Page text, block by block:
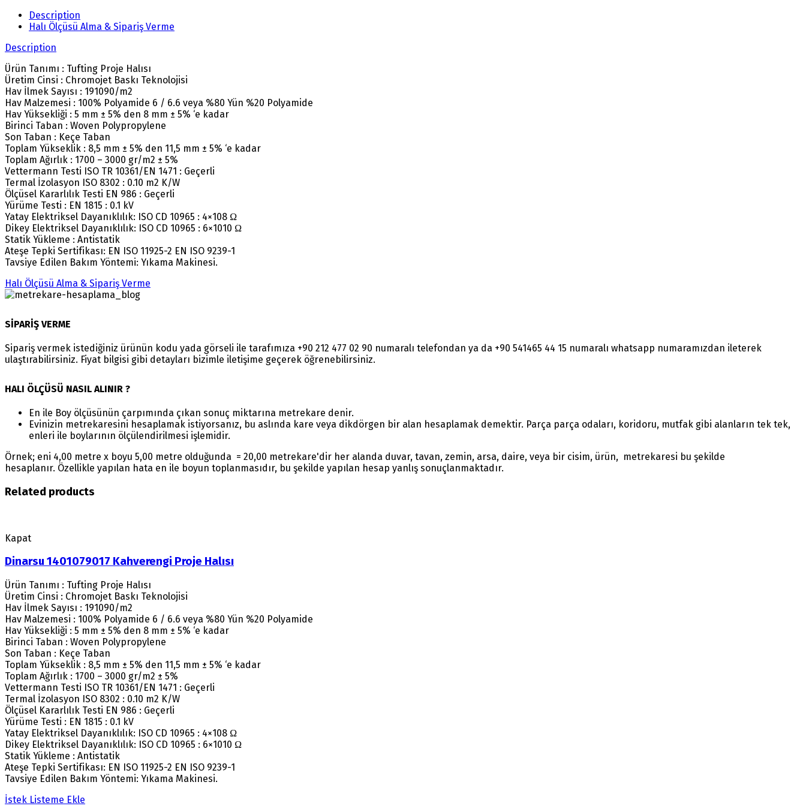
Description
Halı Ölçüsü Alma & Sipariş Verme
Description
Ürün Tanımı : Tufting Proje Halısı
Üretim Cinsi : Chromojet Baskı Teknolojisi
Hav İlmek Sayısı : 191090/m2
Hav Malzemesi : 100% Polyamide 6 / 6.6 veya %80 Yün %20 Polyamide
Hav Yüksekliği : 5 mm ± 5% den 8 mm ± 5% ‘e kadar
Birinci Taban : Woven Polypropylene
Son Taban : Keçe Taban
Toplam Yükseklik : 8,5 mm ± 5% den 11,5 mm ± 5% ‘e kadar
Toplam Ağırlık : 1700 – 3000 gr/m2 ± 5%
Vettermann Testi ISO TR 10361/EN 1471 : Geçerli
Termal İzolasyon ISO 8302 : 0.10 m2 K/W
Ölçüsel Kararlılık Testi EN 986 : Geçerli
Yürüme Testi : EN 1815 : 0.1 kV
Yatay Elektriksel Dayanıklılık: ISO CD 10965 : 4×108 Ω
Dikey Elektriksel Dayanıklılık: ISO CD 10965 : 6×1010 Ω
Statik Yükleme : Antistatik
Ateşe Tepki Sertifikası: EN ISO 11925-2 EN ISO 9239-1
Tavsiye Edilen Bakım Yöntemi: Yıkama Makinesi.
Halı Ölçüsü Alma & Sipariş Verme
SİPARİŞ VERME
Sipariş vermek istediğiniz ürünün kodu yada görseli ile tarafımıza +90 212 477 02 90 numaralı telefondan ya da +90 541465 44 15 numaralı whatsapp numaramızdan ileterek
ulaştırabilirsiniz. Fiyat bilgisi gibi detayları bizimle iletişime geçerek öğrenebilirsiniz.
HALI ÖLÇÜSÜ NASIL ALINIR ?
En ile Boy ölçüsünün çarpımında çıkan sonuç miktarına metrekare denir.
Evinizin metrekaresini hesaplamak istiyorsanız, bu aslında kare veya dikdörgen bir alan hesaplamak demektir. Parça parça odaları, koridoru, mutfak gibi alanların tek tek,
enleri ile boylarının ölçülendirilmesi işlemidir.
Örnek; eni 4,00 metre x boyu 5,00 metre olduğunda = 20,00 metrekare'dir her alanda duvar, tavan, zemin, arsa, daire, veya bir cisim, ürün, metrekaresi bu şekilde
hesaplanır. Özellikle yapılan hata en ile boyun toplanmasıdır, bu şekilde yapılan hesap yanlış sonuçlanmaktadır.
Related products
Kapat
Dinarsu 1401079017 Kahverengi Proje Halısı
Ürün Tanımı : Tufting Proje Halısı
Üretim Cinsi : Chromojet Baskı Teknolojisi
Hav İlmek Sayısı : 191090/m2
Hav Malzemesi : 100% Polyamide 6 / 6.6 veya %80 Yün %20 Polyamide
Hav Yüksekliği : 5 mm ± 5% den 8 mm ± 5% ‘e kadar
Birinci Taban : Woven Polypropylene
Son Taban : Keçe Taban
Toplam Yükseklik : 8,5 mm ± 5% den 11,5 mm ± 5% ‘e kadar
Toplam Ağırlık : 1700 – 3000 gr/m2 ± 5%
Vettermann Testi ISO TR 10361/EN 1471 : Geçerli
Termal İzolasyon ISO 8302 : 0.10 m2 K/W
Ölçüsel Kararlılık Testi EN 986 : Geçerli
Yürüme Testi : EN 1815 : 0.1 kV
Yatay Elektriksel Dayanıklılık: ISO CD 10965 : 4×108 Ω
Dikey Elektriksel Dayanıklılık: ISO CD 10965 : 6×1010 Ω
Statik Yükleme : Antistatik
Ateşe Tepki Sertifikası: EN ISO 11925-2 EN ISO 9239-1
Tavsiye Edilen Bakım Yöntemi: Yıkama Makinesi.
İstek Listeme Ekle